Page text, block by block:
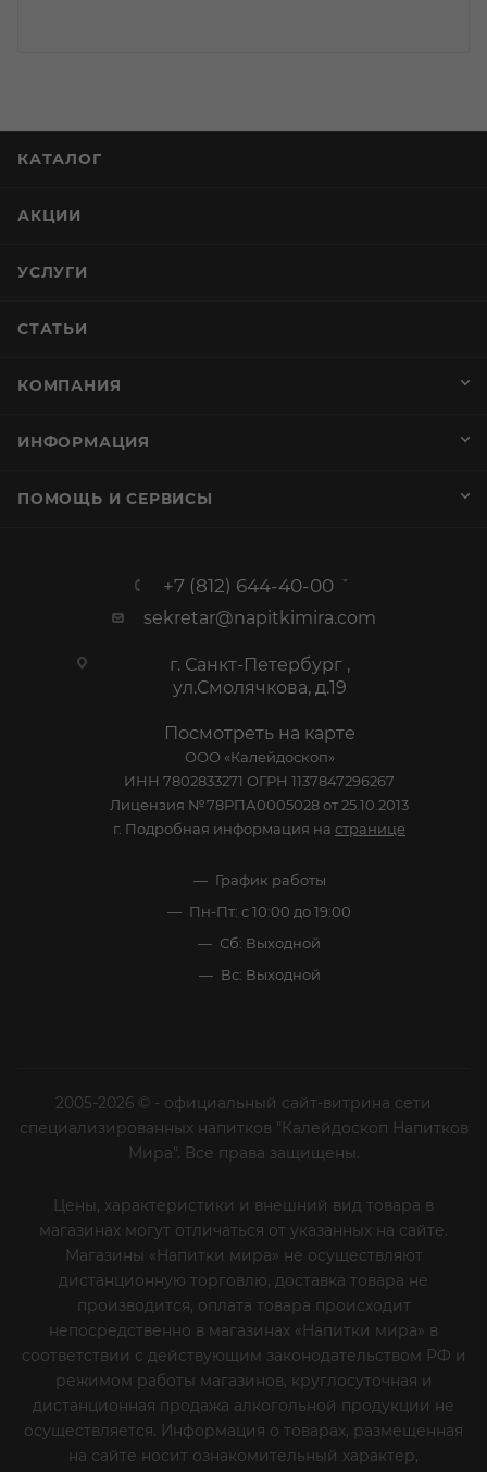
КАТАЛОГ
АКЦИИ
УСЛУГИ
СТАТЬИ
КОМПАНИЯ
ИНФОРМАЦИЯ
ПОМОЩЬ И СЕРВИСЫ
+7 (812) 644-40-00
sekretar@napitkimira.com
г. Санкт-Петербург ,
ул.Смолячкова, д.19
Посмотреть на карте
ООО «Калейдоскоп»
ИНН 7802833271 ОГРН 1137847296267
Лицензия №78РПА0005028 от 25.10.2013
г. Подробная информация на странице
График работы
Пн-Пт: с 10:00 до 19:00
Сб: Выходной
Вс: Выходной
2005-2026 © - официальный сайт-витрина сети
специализированных напитков "Калейдоскоп Напитков
Мира". Все права защищены.
Цены, характеристики и внешний вид товара в
магазинах могут отличаться от указанных на сайте.
Магазины «Напитки мира» не осуществляют
дистанционную торговлю, доставка товара не
производится, оплата товара происходит
непосредственно в магазинах «Напитки мира» в
соответствии с действующим законодательством РФ и
режимом работы магазинов, круглосуточная и
дистанционная продажа алкогольной продукции не
осуществляется. Информация о товарах, размещенная
на сайте носит ознакомительный характер,